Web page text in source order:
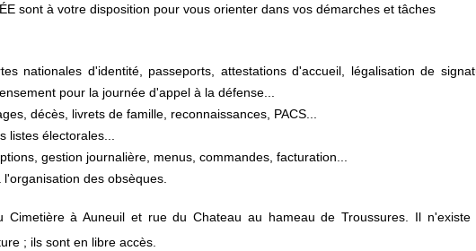
sont à votre disposition pour vous orienter dans vos démarches et tâches
nationales d'identité, passeports, attestations d'accueil, légalisation de
pour la journée d'appel à la défense...
décès, livrets de famille, reconnaissances, PACS...
listes électorales...
gestion journalière, menus, commandes, facturation...
l'organisation des obsèques.
Cimetière à Auneuil et rue du Chateau au hameau de Troussures. Il n'existe
; ils sont en libre accès.